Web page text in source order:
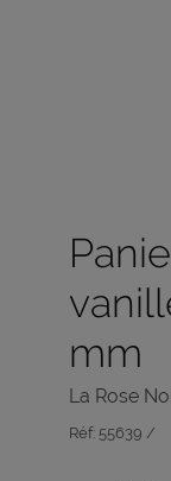
mm
La Rose
Réf: 55639 /